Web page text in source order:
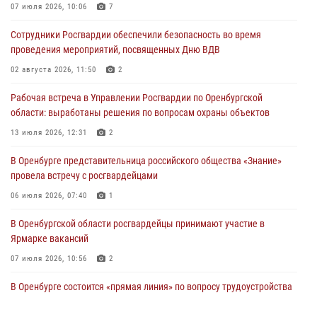
Росгвардейцы Оренбургской области проверили готовность детских
24 июля 2026, 12:25
При силовой поддержке ОМОН «Кобра» Росгвардии в Оренбурге
23 июля 2026, 10:47
Итоги работы Управления вневедомственной охраны Росгвардии
23 июля 2026, 10:34
07 июля 2026, 10:06 7
Сотрудники Росгвардии обеспечили безопасность во время
проведения мероприятий, посвященных Дню ВДВ
02 августа 2026, 11:50 2
Рабочая встреча в Управлении Росгвардии по Оренбургской
области: выработаны решения по вопросам охраны объектов
13 июля 2026, 12:31 2
В Оренбурге представительница российского общества «Знание»
провела встречу с росгвардейцами
06 июля 2026, 07:40 1
В Оренбургской области росгвардейцы принимают участие в
Ярмарке вакансий
07 июля 2026, 10:56 2
В Оренбурге состоится «прямая линия» по вопросу трудоустройства